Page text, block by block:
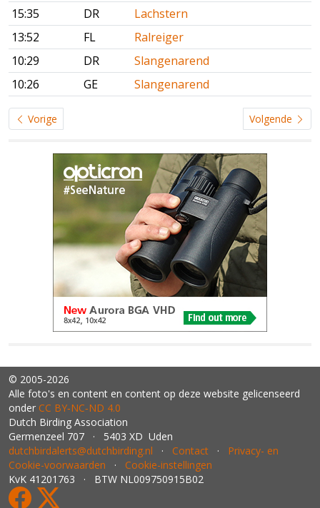
15:35
DR
Lachstern
13:52
FL
Ralreiger
10:29
DR
Slangenarend
10:26
GE Slangenarend
Vorige Volgende
© 2005-2026
Alle foto's en content en content op deze website gelicenseerd
onder CC BY‑NC‑ND 4.0
Dutch Birding Association
Germenzeel 707 · 5403 XD Uden
dutchbirdalerts@dutchbirding.nl · Contact · Privacy- en
Cookie-voorwaarden · Cookie-instellingen
KvK 41201763 · BTW NL009750915B02